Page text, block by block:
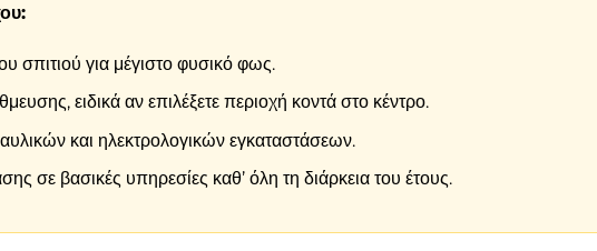
σπιτιού για μέγιστο φυσικό φως.
ειδικά αν επιλέξετε περιοχή κοντά στο κέντρο.
και ηλεκτρολογικών εγκαταστάσεων.
σε βασικές υπηρεσίες καθ’ όλη τη διάρκεια του έτους.